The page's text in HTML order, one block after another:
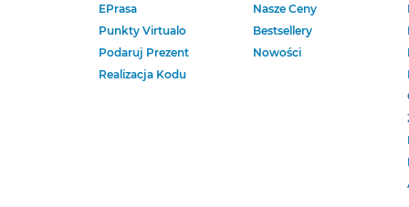
EPrasa
Punkty Virtualo
Podaruj Prezent
Realizacja Kodu
Nasze Ceny
Bestsellery
Nowości